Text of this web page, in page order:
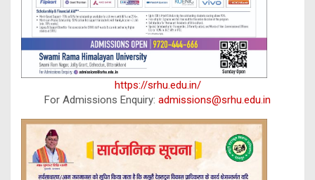
https://srhu.edu.in/
For Admissions Enquiry: admissions@srhu.edu.in